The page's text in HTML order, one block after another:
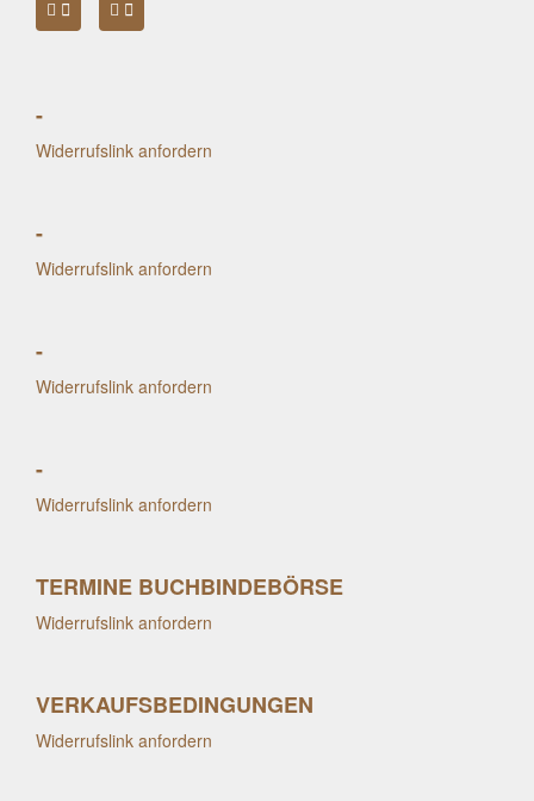
-
Widerrufslink anfordern
-
Widerrufslink anfordern
-
Widerrufslink anfordern
-
Widerrufslink anfordern
TERMINE BUCHBINDEBÖRSE
Widerrufslink anfordern
VERKAUFSBEDINGUNGEN
Widerrufslink anfordern